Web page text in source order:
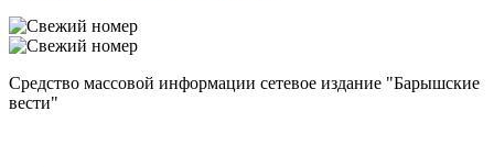
Средство массовой информации сетевое издание "Барышские
вести"